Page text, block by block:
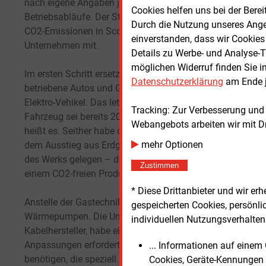
Cookies helfen uns bei der
Durch die Nutzung unseres
einverstanden, dass wir
Details zu Werbe- und
möglichen Widerruf finden Sie
Datenschutzerklärung am Ende
Tracking: Zur Verbesserung
Webangebots arbeiten wir mit
mehr Optionen
Zustimmen
* Diese Drittanbieter und wir
gespeicherten Cookies,
individuellen
... Informationen auf einem
Cookies, Geräte-
nach eigene Angaben jetzt emissionsfreie
Betriebsabläufe. Der Standort arbeite mit „null
CO2-Emissionen in Scope 1 und 2“, teilt das
Unternehmen mit.
Im ersten Schritt ersetzte NKT fossil
betriebene Autos und Gabelstapler durch
Elektro-Vehikel. Das letzte konventionelle
Fahrzeug sei bereits 2024 ersetzt worden,
heißt es. Seither habe der Fokus vor allem auf
dem Ausstieg aus Erdgas für die Beheizung
des Werks gelegen – dem finalen Schritt zu
einem CO2-freien Produktionsstandort.
Anstelle der Gastechnik werkeln jetzt
Wärmepumpen. Die Umstellung, so der
Kabelhersteller, habe eine Reihe von
Anpassungen erfordert, „da wir Lösungen
benötigen, die speziell für industrielle
und
Der
der
in
wenn